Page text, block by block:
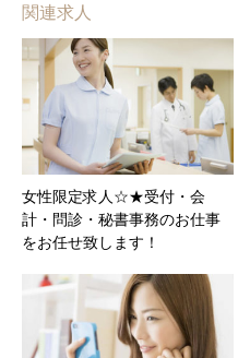
関連求人
女性限定求人☆★受付・会
計・問診・秘書事務のお仕事
をお任せ致します！